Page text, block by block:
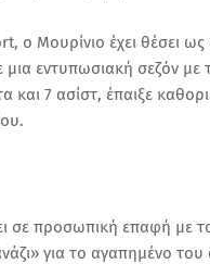
Μουρίνιο έχει θέσει
εντυπωσιακή σεζόν
και 7 ασίστ, έπαιξε
σε προσωπική επαφή με
για το αγαπημένο του